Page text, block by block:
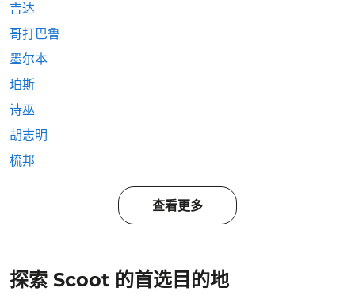
吉达
哥打巴鲁
墨尔本
珀斯
诗巫
胡志明
梳邦
查看更多
探索 Scoot 的首选目的地